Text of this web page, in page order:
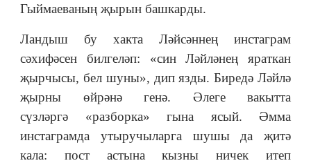
Гыймаеваның җырын башкарды.
Ландыш бу хакта Ләйсәннең инстаграм
сәхифәсен билгеләп: «син Ләйләнең яраткан
җырчысы, бел шуны», дип язды. Биредә Ләйлә
җырны өйрәнә генә. Әлеге вакытта
сүзләргә «разборка» гына ясый. Әмма
инстаграмда утыручыларга шушы да җитә
кала: пост астына кызны ничек итеп